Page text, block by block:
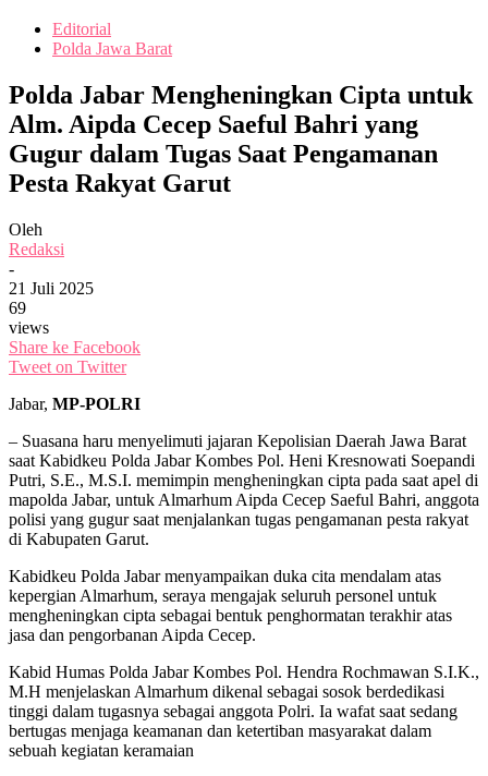
Editorial
Polda Jawa Barat
Polda Jabar Mengheningkan Cipta untuk
Alm. Aipda Cecep Saeful Bahri yang
Gugur dalam Tugas Saat Pengamanan
Pesta Rakyat Garut
Oleh
Redaksi
-
21 Juli 2025
69
views
Share ke Facebook
Tweet on Twitter
Jabar, MP-POLRI
– Suasana haru menyelimuti jajaran Kepolisian Daerah Jawa Barat
saat Kabidkeu Polda Jabar Kombes Pol. Heni Kresnowati Soepandi
Putri, S.E., M.S.I. memimpin mengheningkan cipta pada saat apel di
mapolda Jabar, untuk Almarhum Aipda Cecep Saeful Bahri, anggota
polisi yang gugur saat menjalankan tugas pengamanan pesta rakyat
di Kabupaten Garut.
Kabidkeu Polda Jabar menyampaikan duka cita mendalam atas
kepergian Almarhum, seraya mengajak seluruh personel untuk
mengheningkan cipta sebagai bentuk penghormatan terakhir atas
jasa dan pengorbanan Aipda Cecep.
Kabid Humas Polda Jabar Kombes Pol. Hendra Rochmawan S.I.K.,
M.H menjelaskan Almarhum dikenal sebagai sosok berdedikasi
tinggi dalam tugasnya sebagai anggota Polri. Ia wafat saat sedang
bertugas menjaga keamanan dan ketertiban masyarakat dalam
sebuah kegiatan keramaian